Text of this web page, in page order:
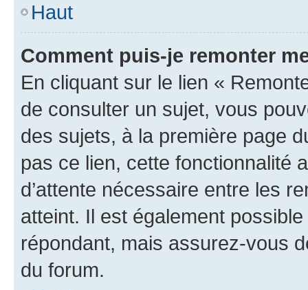
Haut
Comment puis-je remonter
En cliquant sur le lien «
de consulter un sujet, vous
des sujets, à la première page
pas ce lien, cette fonctionnalité
d’attente nécessaire entre les
atteint. Il est également
répondant, mais assurez-vous
du forum.